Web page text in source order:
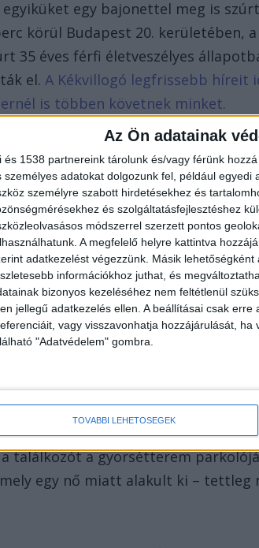
Az Ön adatainak
és 1538 partnereink tárolunk és/vagy férünk
személyes adatokat dolgozunk fel, például
személyre szabott hirdetésekhez és
és szolgáltatásfejlesztéshez
módszerrel szerzett pontos
A megfelelő helyre kattintva
adatkezelést végezzünk. Másik
információkhoz juthat, és
bizonyos kezeléséhez nem feltétlenül
jellegű adatkezelés ellen. A beállításai csak
vagy visszavonhatja hozzájárulását,
"Adatvédelem" gombra.
TOVÁBBI LEHETŐSÉGEK
egy bajonettel meg is
körül Budapest 20. kerületében,
35 éves férfi életveszélyes
el. A Kékvillogó legfrissebb híreit
is többen követnek minket.
össze
szerint a verekedés nem spontán
találkozót a gyorsétterem
egy nő miatt alakult ki – tettleg